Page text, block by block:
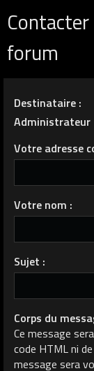
forum
Destinataire :
Administrateur
Votre adresse
Votre nom :
Sujet :
Corps du
Ce message
code HTML ni
message sera